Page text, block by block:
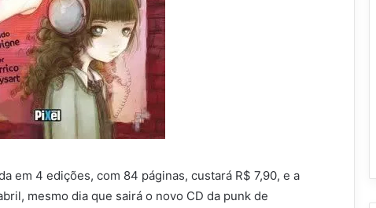
em 4 edições, com 84 páginas, custará R$ 7,90, e a
mesmo dia que sairá o novo CD da punk de